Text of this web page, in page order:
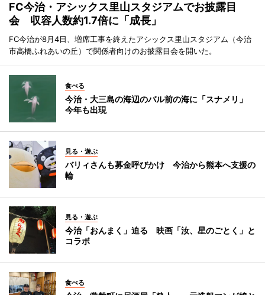
FC今治・アシックス里山スタジアムでお披露目
会 収容人数約1.7倍に「成長」
FC今治が8月4日、増席工事を終えたアシックス里山スタジアム（今治
市高橋ふれあいの丘）で関係者向けのお披露目会を開いた。
食べる
今治・大三島の海辺のバル前の海に「スナメリ」
今年も出現
見る・遊ぶ
バリィさんも募金呼びかけ 今治から熊本へ支援の
輪
見る・遊ぶ
今治「おんまく」迫る 映画「汝、星のごとく」と
コラボ
食べる